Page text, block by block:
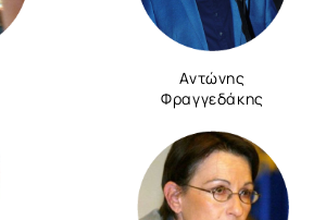
Αντώνης
Φραγγεδάκης